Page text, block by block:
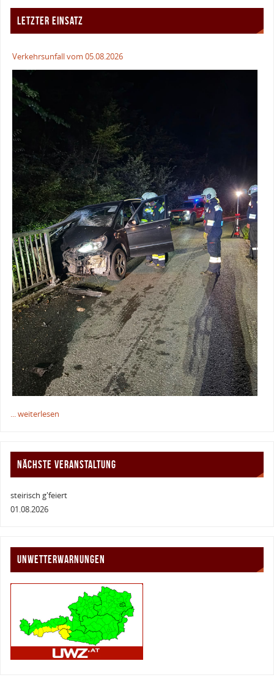
LETZTER EINSATZ
Verkehrsunfall vom 05.08.2026
... weiterlesen
NÄCHSTE VERANSTALTUNG
steirisch g'feiert
01.08.2026
UNWETTERWARNUNGEN